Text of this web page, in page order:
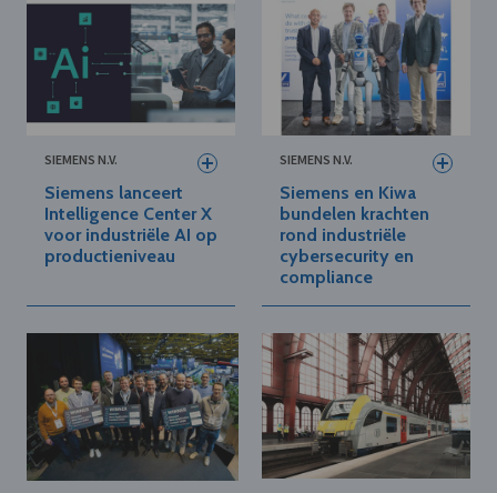
SIEMENS N.V.
Siemens lanceert
Intelligence Center X
voor industriële AI op
productieniveau
SIEMENS N.V.
Siemens en Kiwa
bundelen krachten
rond industriële
cybersecurity en
compliance